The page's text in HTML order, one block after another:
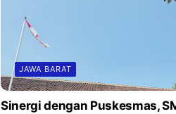
JAWA BARAT
Sinergi dengan Puskesmas,